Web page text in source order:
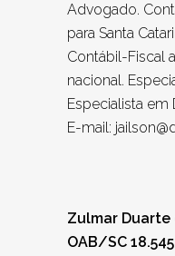
Advogado.
para Santa
Contábil-Fiscal
nacional.
Especialista em
E-mail:
Zulmar Duarte
OAB/SC 18.545